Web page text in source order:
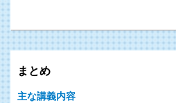
まとめ
主な講義内容